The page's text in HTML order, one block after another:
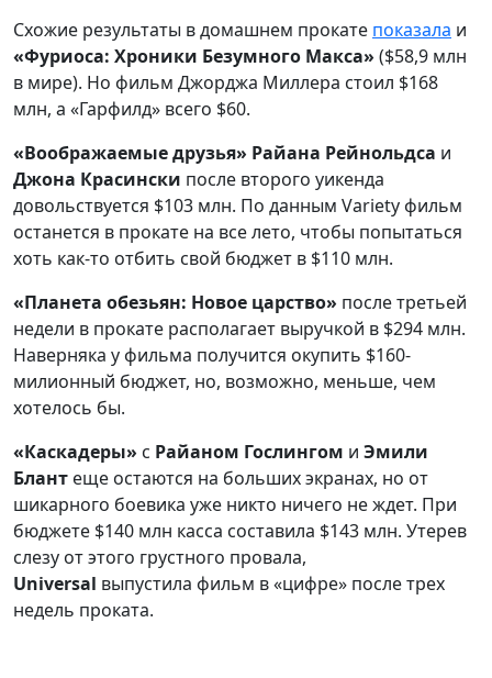
Схожие результаты в домашнем прокате показала и
«Фуриоса: Хроники Безумного Макса» ($58,9 млн
в мире). Но фильм Джорджа Миллера стоил $168
млн, а «Гарфилд» всего $60.
«Воображаемые друзья» Райана Рейнольдса и
Джона Красински после второго уикенда
довольствуется $103 млн. По данным Variety фильм
останется в прокате на все лето, чтобы попытаться
хоть как-то отбить свой бюджет в $110 млн.
«Планета обезьян: Новое царство» после третьей
недели в прокате располагает выручкой в $294 млн.
Наверняка у фильма получится окупить $160-
милионный бюджет, но, возможно, меньше, чем
хотелось бы.
«Каскадеры» с Райаном Гослингом и Эмили
Блант еще остаются на больших экранах, но от
шикарного боевика уже никто ничего не ждет. При
бюджете $140 млн касса составила $143 млн. Утерев
слезу от этого грустного провала,
Universal выпустила фильм в «цифре» после трех
недель проката.